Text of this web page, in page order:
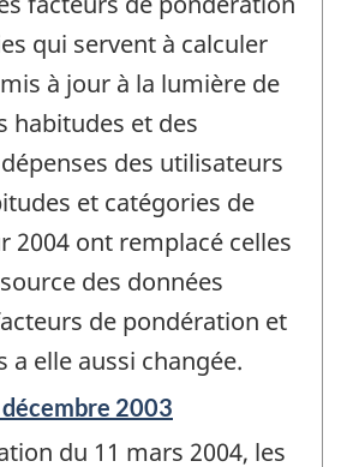
qui servent à calculer
à jour à la lumière de
habitudes et des
des utilisateurs
et catégories de
2004 ont remplacé celles
des données
de pondération et
a elle aussi changée.
2003
du 11 mars 2004, les